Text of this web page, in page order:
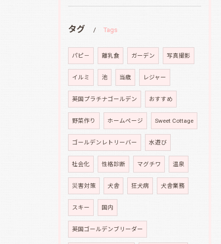
タグ Tags
パピ－ 離乳食 ガーデン 写真撮影
イルミ 池 当歳 レジャー
英国プラチナゴールデン おすすめ
野菜作り ホームページ Sweet Cottage
ゴールデンレトリーバー 水遊び
社会化 性格診断 マグチワ 温泉
災害対策 犬舎 狂犬病 犬舎業務
スキー 国内
英国ゴールデンブリーダー